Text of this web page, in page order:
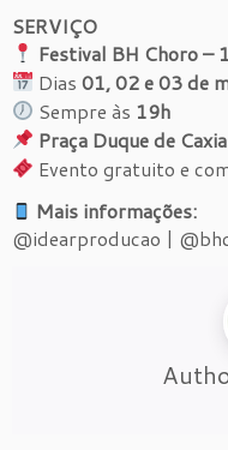
SERVIÇO
Festival BH Choro –
Dias01, 02 e 03 de
Sempre às 19h
Praça Duque de
Evento gratuito e
Mais informações:
@idearproducao |